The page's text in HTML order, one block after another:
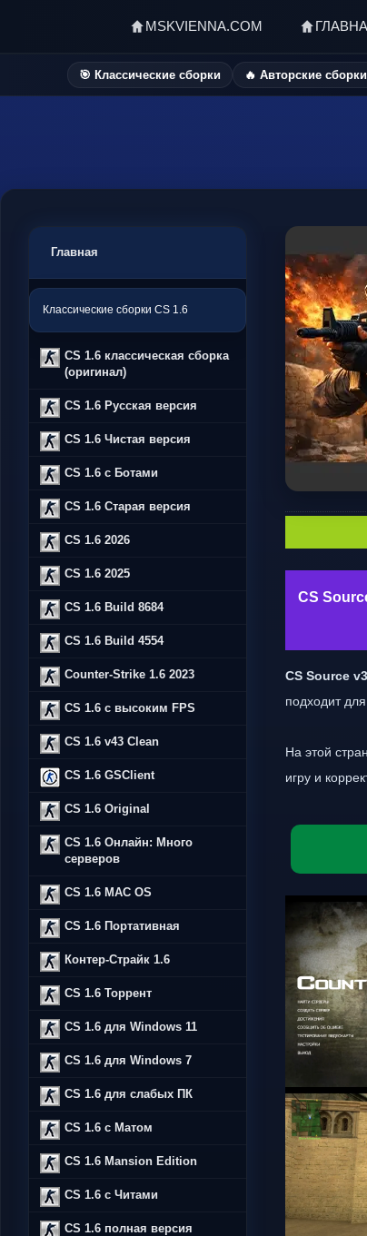
MSKVIENNA.COM
🎯 Классические сборки 🔥 Авторские сборки
Главная
Классические сборки CS 1.6
CS 1.6 классическая сборка
(оригинал)
CS 1.6 Русская версия
CS 1.6 Чистая версия
CS 1.6 с Ботами
CS 1.6 Старая версия
CS 1.6 2026
CS 1.6 2025
CS 1.6 Build 8684
CS 1.6 Build 4554
Counter-Strike 1.6 2023
CS 1.6 с высоким FPS
CS 1.6 v43 Clean
CS 1.6 GSClient
CS 1.6 Original
CS 1.6 Онлайн: Много
серверов
CS 1.6 MAC OS
CS 1.6 Портативная
Контер-Страйк 1.6
CS 1.6 Торрент
CS 1.6 для Windows 11
CS 1.6 для Windows 7
CS 1.6 для слабых ПК
CS 1.6 с Матом
CS 1.6 Mansion Edition
CS 1.6 с Читами
CS 1.6 полная версия
CS
CS Source
подходит
На этой
игру и